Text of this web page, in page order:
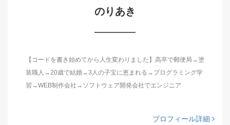
のりあき
【コードを書き始めてから人生変わりました】高卒で郵便局→塗
装職人→20歳で結婚→3人の子宝に恵まれる→プログラミング学
習→WEB制作会社→ソフトウェア開発会社でエンジニア
プロフィール詳細